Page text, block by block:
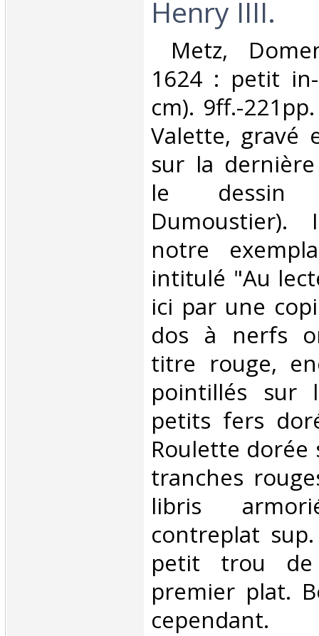
Henry IIII.‎
Metz,
1624 : petit
cm). 9ff.-
Valette, gravé
sur la
le dessin
notre
intitulé "Au
ici par une
dos à nerfs
titre rouge,
pointillés sur
petits fers
Roulette dorée
tranches
libris
contreplat
petit trou
premier plat.
cependant. ‎